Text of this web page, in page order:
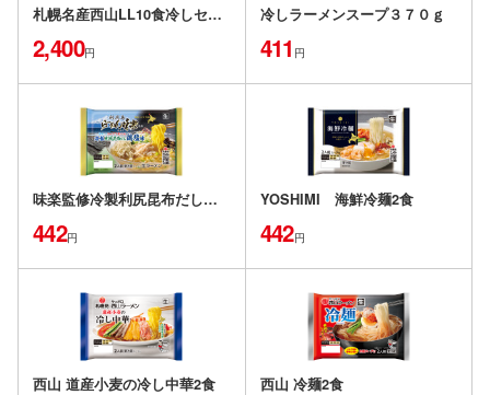
札幌名産西山LL10食冷しセット
2,400円
冷しラーメンスープ３７０ｇ
411 円
味楽監修冷製利尻昆布だし鶏塩ラーメン2食
442円
YOSHIMI 海鮮冷麺2食
442円
西山 道産小麦の冷し中華2食 西山 冷麺2食